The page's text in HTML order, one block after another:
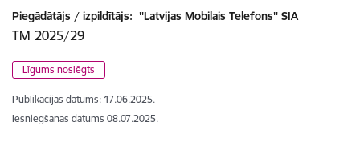
Piegādātājs / izpildītājs: ''Latvijas Mobilais Telefons'' SIA
TM 2025/29
Līgums noslēgts
Publikācijas datums: 17.06.2025.
Iesniegšanas datums 08.07.2025.